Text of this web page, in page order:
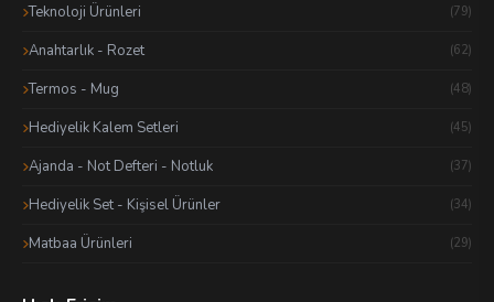
Teknoloji Ürünleri (79)
Anahtarlık - Rozet (62)
Termos - Mug (48)
Hediyelik Kalem Setleri (45)
Ajanda - Not Defteri - Notluk (37)
Hediyelik Set - Kişisel Ürünler (34)
Matbaa Ürünleri (29)